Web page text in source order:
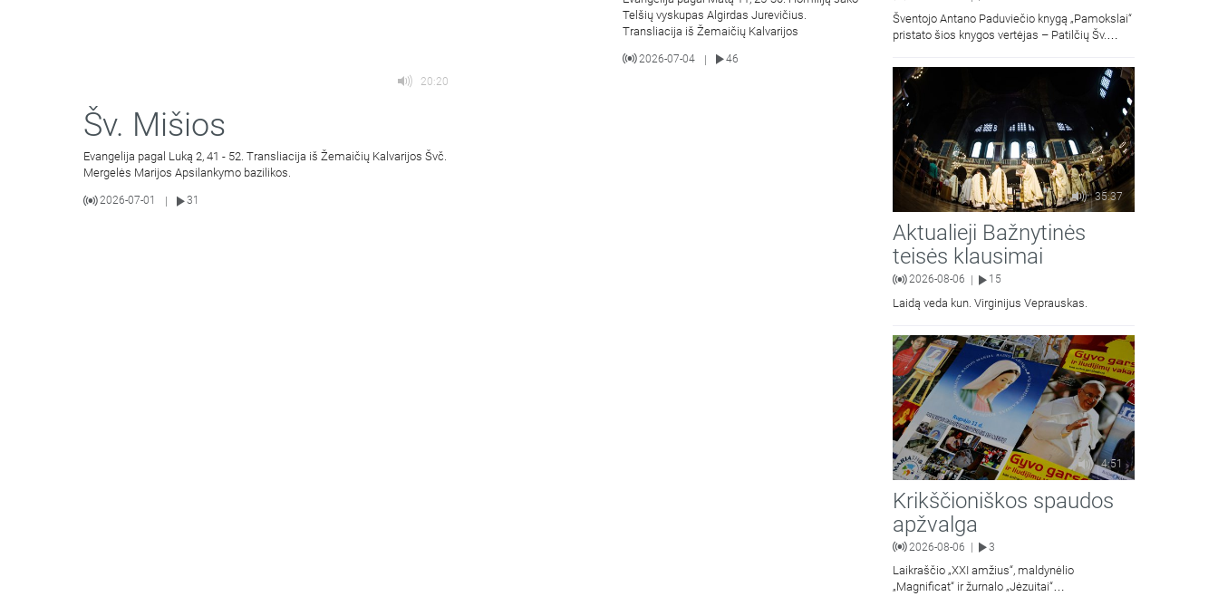
Telšių vyskupas Algirdas Jurevičius.
Transliacija iš Žemaičių Kalvarijos
2026-07-04 |
46
20:20
Šv. Mišios
Evangelija pagal Luką 2, 41 - 52. Transliacija iš Žemaičių Kalvarijos Švč.
Mergelės Marijos Apsilankymo bazilikos.
2026-07-01 31
Šventojo Antano Paduviečio knygą „Pamokslai“
pristato šios knygos vertėjas – Patilčių Šv.
moralinės teologijos dr. Algirdas Petras
35:37
Aktualieji Bažnytinės
teisės klausimai
2026-08-06 15
Laidą veda kun. Virginijus Veprauskas.
4:51
Krikščioniškos spaudos
apžvalga
2026-08-06 3
Laikraščio „XXI amžius“, maldynėlio
„Magnificat“ ir žurnalo „Jėzuitai“